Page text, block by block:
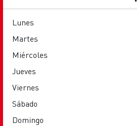
Lunes
Martes
Miércoles
Jueves
Viernes
Sábado
Domingo